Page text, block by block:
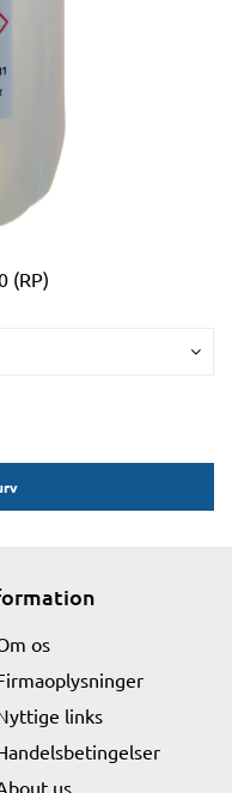
(RP)
os
links
us